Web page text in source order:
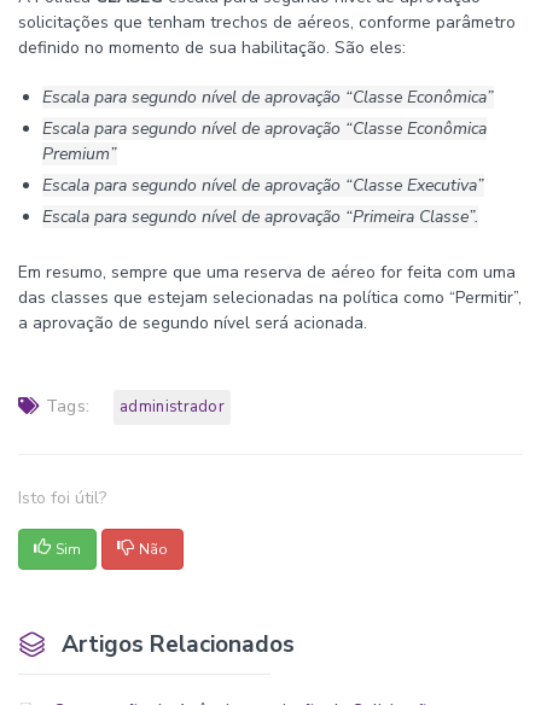
solicitações que tenham trechos de aéreos, conforme parâmetro
definido no momento de sua habilitação. São eles:
Escala para segundo nível de aprovação “Classe Econômica”
Escala para segundo nível de aprovação “Classe Econômica
Premium”
Escala para segundo nível de aprovação “Classe Executiva”
Escala para segundo nível de aprovação “Primeira Classe”.
Em resumo, sempre que uma reserva de aéreo for feita com uma
das classes que estejam selecionadas na política como “Permitir”,
a aprovação de segundo nível será acionada.
Tags: administrador
Isto foi útil?
Sim Não
Artigos Relacionados